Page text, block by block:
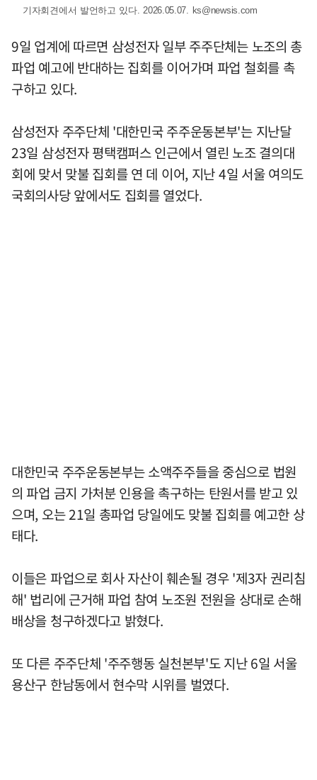
기자회견에서 발언하고 있다. 2026.05.07. ks@newsis.com
9일 업계에 따르면 삼성전자 일부 주주단체는 노조의 총
파업 예고에 반대하는 집회를 이어가며 파업 철회를 촉
구하고 있다.
삼성전자 주주단체 '대한민국 주주운동본부'는 지난달
23일 삼성전자 평택캠퍼스 인근에서 열린 노조 결의대
회에 맞서 맞불 집회를 연 데 이어, 지난 4일 서울 여의도
국회의사당 앞에서도 집회를 열었다.
대한민국 주주운동본부는 소액주주들을 중심으로 법원
의 파업 금지 가처분 인용을 촉구하는 탄원서를 받고 있
으며, 오는 21일 총파업 당일에도 맞불 집회를 예고한 상
태다.
이들은 파업으로 회사 자산이 훼손될 경우 '제3자 권리침
해' 법리에 근거해 파업 참여 노조원 전원을 상대로 손해
배상을 청구하겠다고 밝혔다.
또 다른 주주단체 '주주행동 실천본부'도 지난 6일 서울
용산구 한남동에서 현수막 시위를 벌였다.